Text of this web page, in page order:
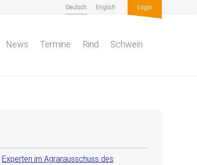
Deutsch English Login
News Termine Rind Schwein
Experten im Agrarausschuss des